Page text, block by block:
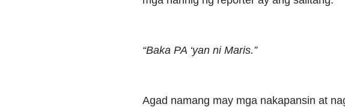
“Baka PA ‘yan ni Maris.”
Agad namang may mga nakapansin at